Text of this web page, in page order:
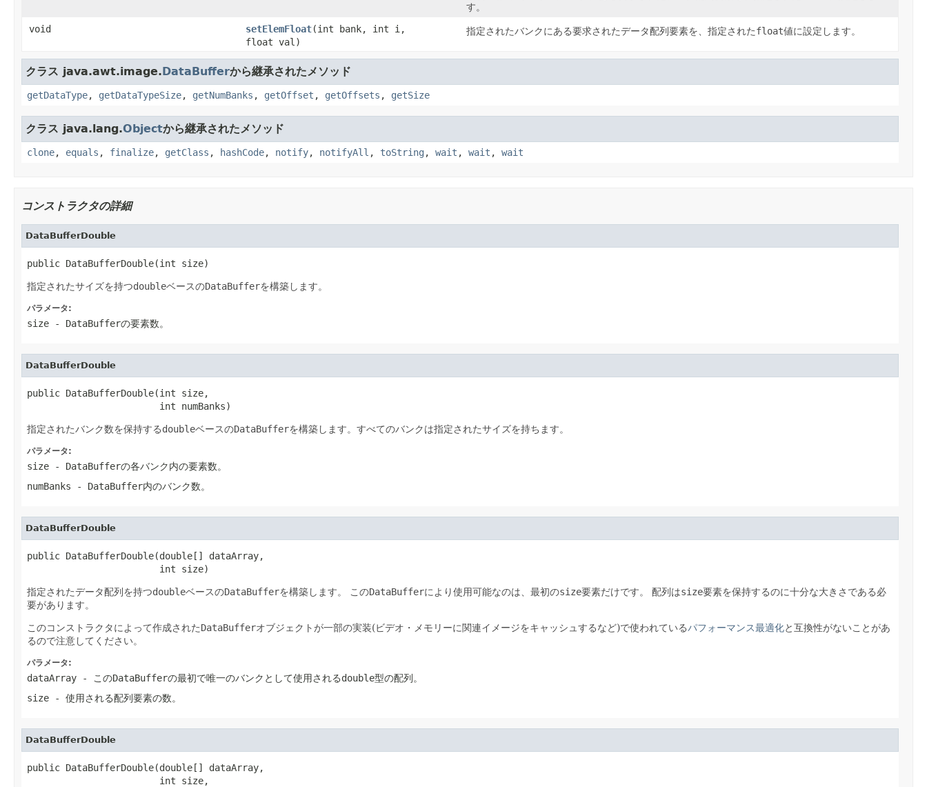
す。
void
setElemFloat(int bank, int i,
float val)
指定されたバンクにある要求されたデータ配列要素を、指定されたfloat値に設定します。
クラス java.awt.image.DataBufferから継承されたメソッド
getDataType, getDataTypeSize, getNumBanks , getOffset , getOffsets , getSize
クラス java.lang.Objectから継承されたメソッド
clone, equals , finalize, getClass , hashCode, notify, notifyAll , toString , wait , wait , wait
コンストラクタの詳細
DataBufferDouble
public DataBufferDouble(int size)
指定されたサイズを持つdoubleベースのDataBufferを構築します。
パラメータ:
size - DataBufferの要素数。
DataBufferDouble
public DataBufferDouble(int size,
                        int numBanks)
指定されたバンク数を保持するdoubleベースのDataBufferを構築します。すべてのバンクは指定されたサイズを持ちます。
パラメータ:
size - DataBufferの各バンク内の要素数。
numBanks - DataBuffer内のバンク数。
DataBufferDouble
public DataBufferDouble(double[] dataArray,
                        int size)
指定されたデータ配列を持つdoubleベースのDataBufferを構築します。 このDataBufferにより使用可能なのは、最初のsize要素だけです。 配列はsize要素を保持するのに十分な大きさである必
要があります。
このコンストラクタによって作成されたDataBufferオブジェクトが一部の実装(ビデオ・メモリーに関連イメージをキャッシュするなど)で使われているパフォーマンス最適化と互換性がないことがあ
るので注意してください。
パラメータ:
dataArray - このDataBufferの最初で唯一のバンクとして使用されるdouble型の配列。
size - 使用される配列要素の数。
DataBufferDouble
public DataBufferDouble(double[] dataArray,
                        int size,